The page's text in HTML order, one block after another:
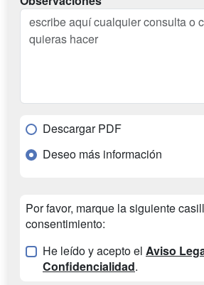
Descargar PDF
Deseo más información
Por favor, marque la siguiente
consentimiento:
He leído y acepto el Aviso
Confidencialidad.